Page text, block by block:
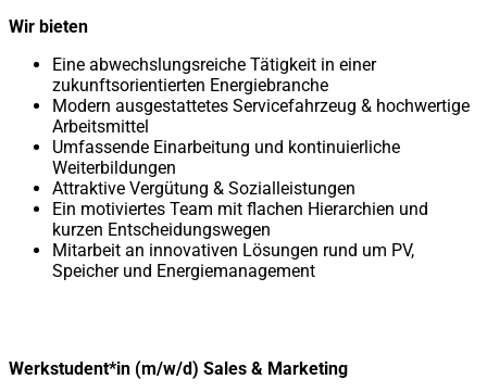
Wir bieten
Eine abwechslungsreiche Tätigkeit in einer
zukunftsorientierten Energiebranche
Modern ausgestattetes Servicefahrzeug & hochwertige
Arbeitsmittel
Umfassende Einarbeitung und kontinuierliche
Weiterbildungen
Attraktive Vergütung & Sozialleistungen
Ein motiviertes Team mit flachen Hierarchien und
kurzen Entscheidungswegen
Mitarbeit an innovativen Lösungen rund um PV,
Speicher und Energiemanagement
Werkstudent*in (m/w/d) Sales & Marketing